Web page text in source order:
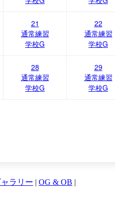
21
通常練習
学校G
22
通常練習
学校G
28
通常練習
学校G
29
通常練習
学校G
ラリー | OG & OB |